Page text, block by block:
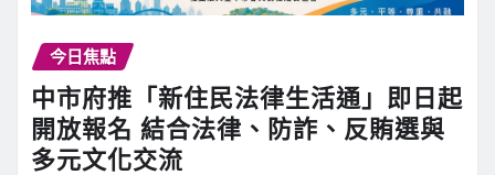
今日焦點
中市府推「新住民法律生活通」即日起
開放報名 結合法律、防詐、反賄選與
多元文化交流